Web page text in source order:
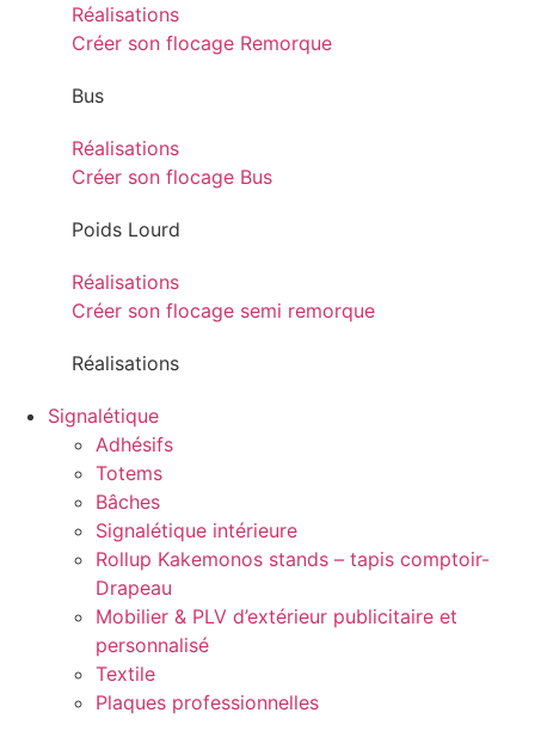
Réalisations
Créer son flocage Remorque
Bus
Réalisations
Créer son flocage Bus
Poids Lourd
Réalisations
Créer son flocage semi remorque
Réalisations
Signalétique
Adhésifs
Totems
Bâches
Signalétique intérieure
Rollup Kakemonos stands – tapis comptoir-
Drapeau
Mobilier & PLV d’extérieur publicitaire et
personnalisé
Textile
Plaques professionnelles